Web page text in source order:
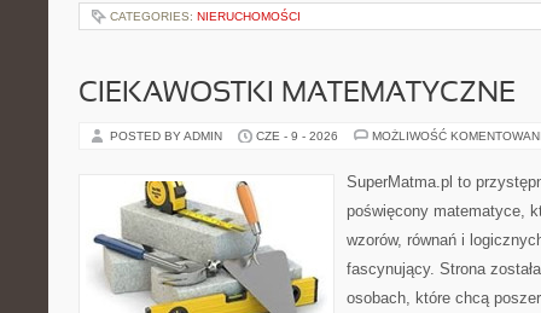
CATEGORIES: NIERUCHOMOŚCI
CIEKAWOSTKI MATEMATYCZNE
POSTED BY ADMIN CZE - 9 - 2026 MOŻLIWOŚĆ
SuperMatma.pl to
poświęcony matematyce,
wzorów, równań i
fascynujący. Strona
osobach, które chcą